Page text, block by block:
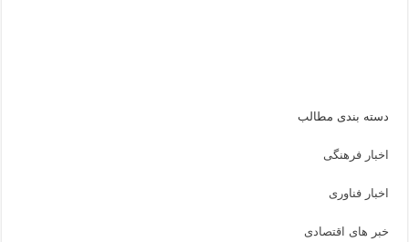
دسته بندی مطالب
اخبار فرهنگی
اخبار فناوری
خبر های اقتصادی